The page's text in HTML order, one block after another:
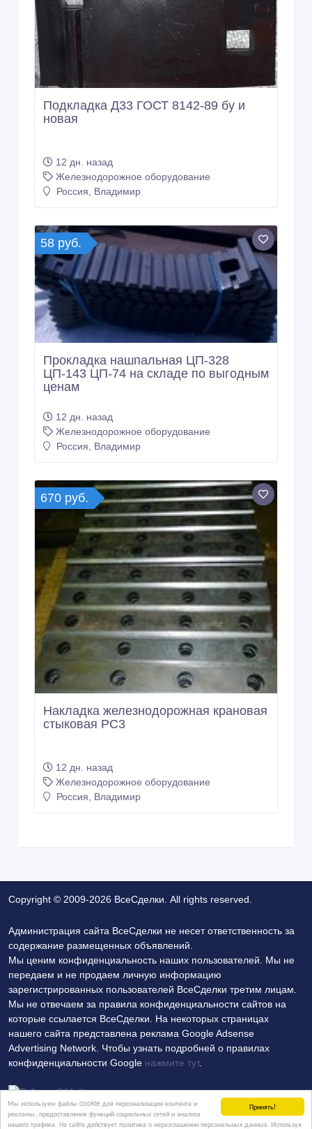
Принять!
Мы используем файлы cookie для персонализации контента и
рекламы, предоставления функций социальных сетей и анализа
нашего трафика. На сайте действует политика о неразглашении персональных данных. Используя
Подкладка Д33 ГОСТ 8142-89 бу и
новая
12 дн. назад
Железнодорожное оборудование
Россия, Владимир
58 руб.
Прокладка нашпальная ЦП-328
ЦП-143 ЦП-74 на складе по выгодным
ценам
12 дн. назад
Железнодорожное оборудование
Россия, Владимир
670 руб.
Накладка железнодорожная крановая
стыковая РС3
12 дн. назад
Железнодорожное оборудование
Россия, Владимир
Copyright © 2009-2026 ВсеСделки. All rights reserved.
Администрация сайта ВсеСделки не несет ответственность за
содержание размещенных объявлений.
Мы ценим конфиденциальность наших пользователей. Мы не
передаем и не продаем личную информацию
зарегистрированных пользователей ВсеСделки третим лицам.
Мы не отвечаем за правила конфиденциальности сайтов на
которые ссылается ВсеСделки. На некоторых страницах
нашего сайта представлена реклама Google Adsense
Advertising Network. Чтобы узнать подробней о правилах
конфиденциальности Google нажмите тут.